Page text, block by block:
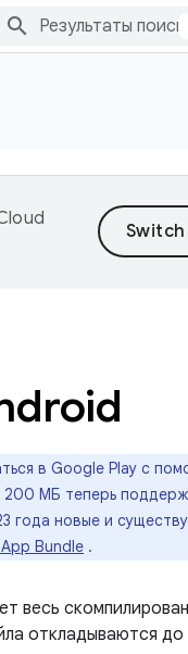
в Google Play с
МБ теперь
года новые и
Bundle .
весь
откладываются до